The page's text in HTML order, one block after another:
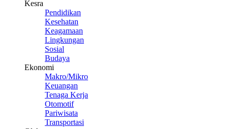
Kesra
Pendidikan
Kesehatan
Keagamaan
Lingkungan
Sosial
Budaya
Ekonomi
Makro/Mikro
Keuangan
Tenaga Kerja
Otomotif
Pariwisata
Transportasi